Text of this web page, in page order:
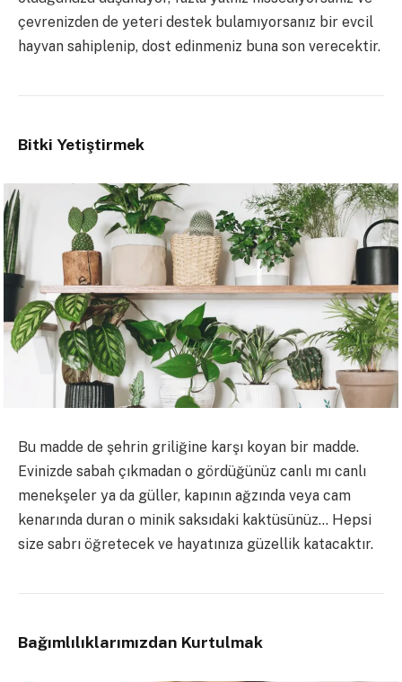
çevrenizden de yeteri destek bulamıyorsanız bir evcil
hayvan sahiplenip, dost edinmeniz buna son verecektir.
Bitki Yetiştirmek
Bu madde de şehrin griliğine karşı koyan bir madde.
Evinizde sabah çıkmadan o gördüğünüz canlı mı canlı
menekşeler ya da güller, kapının ağzında veya cam
kenarında duran o minik saksıdaki kaktüsünüz… Hepsi
size sabrı öğretecek ve hayatınıza güzellik katacaktır.
Bağımlılıklarımızdan Kurtulmak